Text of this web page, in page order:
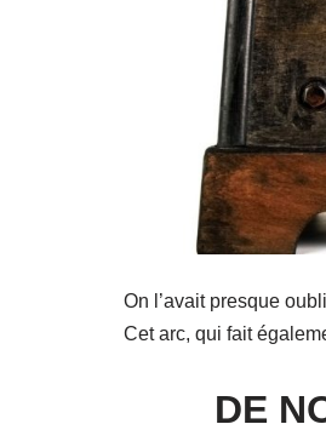
On l’avait presque
Cet arc, qui fait
DE